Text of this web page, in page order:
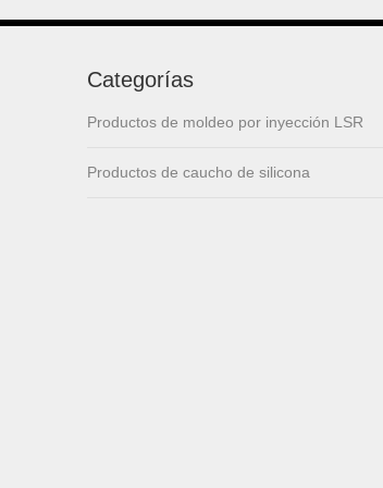
over-molding respirator
keypad
Categorías
Productos de moldeo por inyección LSR
Productos de caucho de silicona